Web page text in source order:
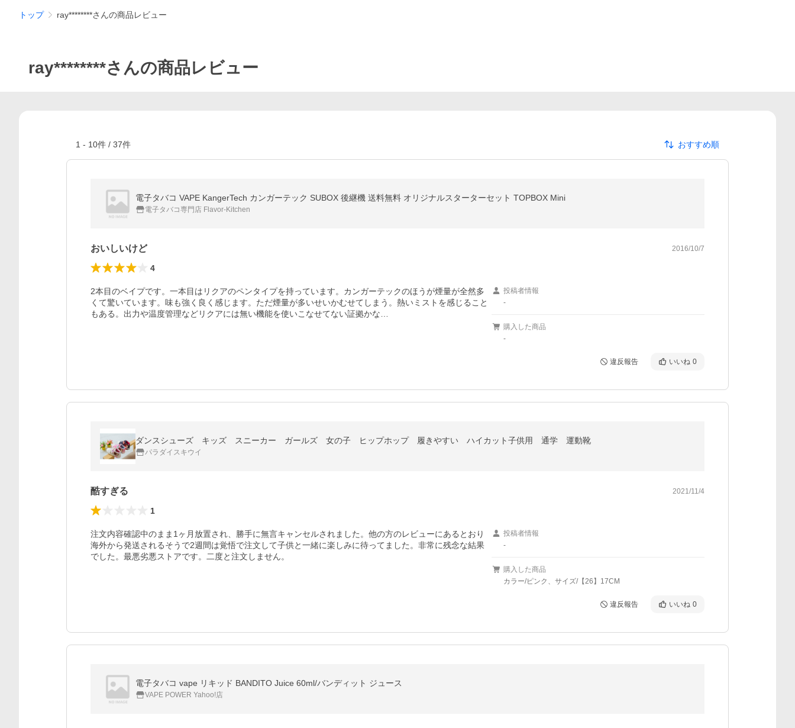
トップ ray********さんの商品レビュー
ray********さんの商品レビュー
1 - 10件 / 37件 おすすめ順
電子タバコ VAPE KangerTech カンガーテック SUBOX 後継機 送料無料 オリジナルスターターセット TOPBOX Mini
電子タバコ専門店 Flavor-Kitchen
おいしいけど 2016/10/7
4
2本目のベイプです。一本目はリクアのペンタイプを持っています。カンガーテックのほうが煙量が全然多
くて驚いています。味も強く良く感じます。ただ煙量が多いせいかむせてしまう。熱いミストを感じること
もある。出力や温度管理などリクアには無い機能を使いこなせてない証拠かな…
投稿者情報
-
購入した商品
-
違反報告 いいね 0
ダンスシューズ キッズ スニーカー ガールズ 女の子 ヒップホップ 履きやすい ハイカット子供用 通学 運動靴
パラダイスキウイ
酷すぎる 2021/11/4
1
注文内容確認中のまま1ヶ月放置され、勝手に無言キャンセルされました。他の方のレビューにあるとおり
海外から発送されるそうで2週間は覚悟で注文して子供と一緒に楽しみに待ってました。非常に残念な結果
でした。最悪劣悪ストアです。二度と注文しません。
投稿者情報
-
購入した商品
カラー/ピンク、サイズ/【26】17CM
違反報告 いいね 0
電子タバコ vape リキッド BANDITO Juice 60ml/バンディット ジュース
VAPE POWER Yahoo!店